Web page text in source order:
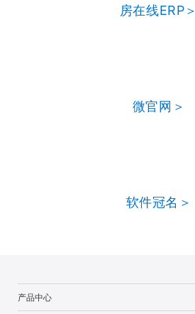
房在线ERP＞
微官网＞
软件冠名＞
产品中心